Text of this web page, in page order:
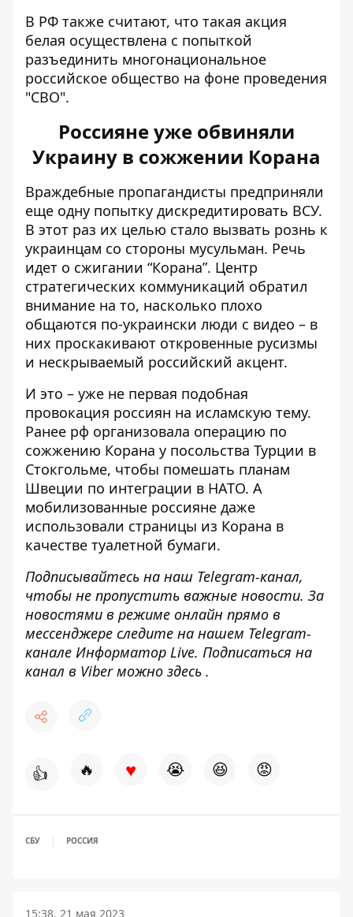
В РФ также считают, что такая акция
белая осуществлена с попыткой
разъединить многонациональное
российское общество на фоне проведения
"СВО".
Россияне уже обвиняли
Украину в сожжении Корана
Враждебные пропагандисты предприняли
еще одну попытку дискредитировать ВСУ.
В этот раз их целью стало вызвать рознь к
украинцам со стороны мусульман. Речь
идет о сжигании “Корана”. Центр
стратегических коммуникаций обратил
внимание на то, насколько плохо
общаются по-украински люди с видео – в
них проскакивают откровенные русизмы
и нескрываемый российский акцент.
И это – уже не первая подобная
провокация россиян на исламскую тему.
Ранее рф организовала операцию по
сожжению Корана у посольства Турции в
Стокгольме, чтобы помешать планам
Швеции по интеграции в НАТО. А
мобилизованные россияне даже
использовали страницы из Корана в
качестве туалетной бумаги.
Подписывайтесь на наш Telegram-канал,
чтобы не пропустить важные новости. За
новостями в режиме онлайн прямо в
мессенджере следите на нашем Telegram-
канале Информатор Live. Подписаться на
канал в Viber можно здесь .
👍 🔥 ♥ 😭 😆 😡
СБУ РОССИЯ
15:38, 21 мая 2023